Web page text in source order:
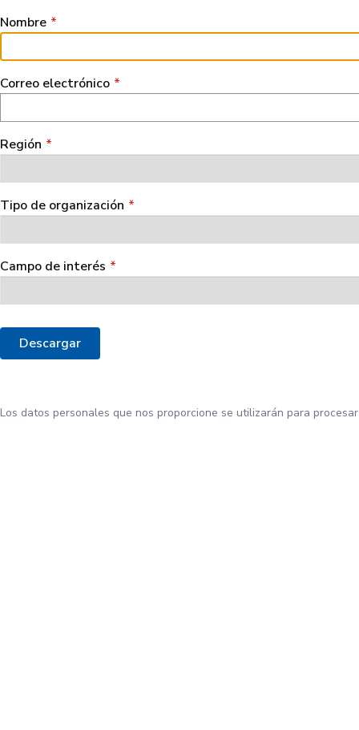
Nombre
Correo electrónico
Región
Tipo de organización
Campo de interés
Los datos personales que nos proporcione se utilizarán para